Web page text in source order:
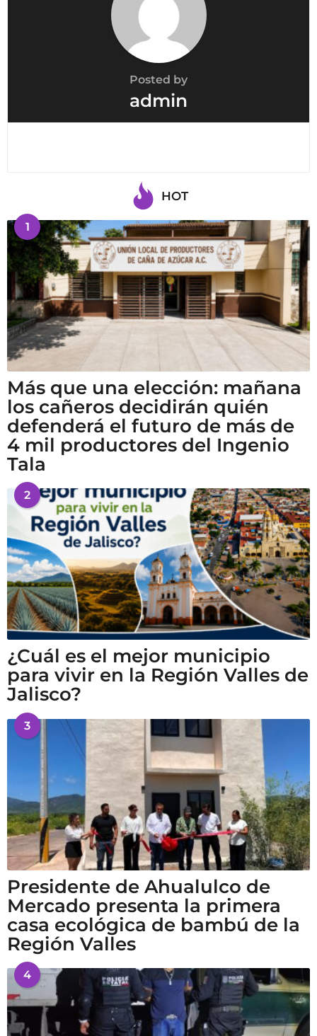
Posted by
admin
HOT
1
Más que una elección: mañana
los cañeros decidirán quién
defenderá el futuro de más de
4 mil productores del Ingenio
Tala
2
¿Cuál es el mejor municipio
para vivir en la Región Valles de
Jalisco?
3
Presidente de Ahualulco de
Mercado presenta la primera
casa ecológica de bambú de la
Región Valles
4